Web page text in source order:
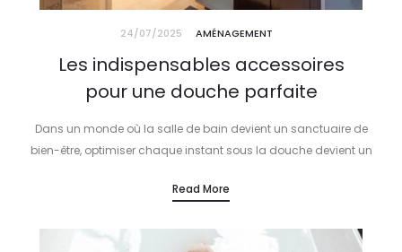
24/07/2025 AMÉNAGEMENT
Les indispensables accessoires
pour une douche parfaite
Dans un monde où la salle de bain devient un sanctuaire de
bien-être, optimiser chaque instant sous la douche devient un
Read More